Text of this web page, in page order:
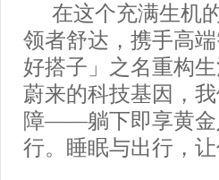
在这个充满生机
领者舒达，携手高
好搭子」之名重构
蔚来的科技基因，
障——躺下即享黄金
行。睡眠与出行，